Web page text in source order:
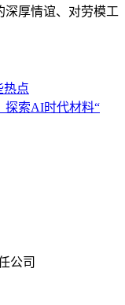
深厚情谊、对劳模工
热点
探索AI时代材料“